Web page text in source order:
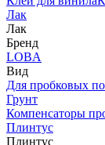
Лак
Лак
Бренд
LOBA
Вид
Для пробковых
Грунт
Компенсаторы
Плинтус
Плинтус